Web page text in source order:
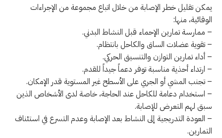
يمكن تقليل خطر الإصابة من خلال اتباع مجموعة من الإجراءات
الوقائية، منها:
– ممارسة تمارين الإحماء قبل النشاط البدني.
– تقوية عضلات الساق والكاحل بانتظام.
– أداء تمارين التوازن والتنسيق الحركي.
– ارتداء أحذية مناسبة توفر دعماً جيداً للقدم.
– تجنب المشي أو الجري على الأسطح غير المستوية قدر الإمكان.
– استخدام دعامة للكاحل عند الحاجة، خاصة لدى الأشخاص الذين
سبق لهم التعرض للإصابة.
– العودة التدريجية إلى النشاط بعد الإصابة وعدم التسرع في استئناف
التمارين.